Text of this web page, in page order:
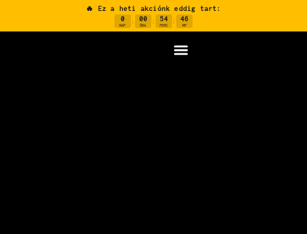
🔥 Ez a heti akciónk eddig tart:
0
NAP
: 00
ÓRA
: 54
PERC
: 45
MP